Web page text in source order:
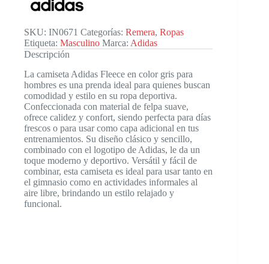
SKU: IN0671 Categorías: Remera, Ropas
Etiqueta: Masculino Marca: Adidas
Descripción
La camiseta Adidas Fleece en color gris para
hombres es una prenda ideal para quienes buscan
comodidad y estilo en su ropa deportiva.
Confeccionada con material de felpa suave,
ofrece calidez y confort, siendo perfecta para días
frescos o para usar como capa adicional en tus
entrenamientos. Su diseño clásico y sencillo,
combinado con el logotipo de Adidas, le da un
toque moderno y deportivo. Versátil y fácil de
combinar, esta camiseta es ideal para usar tanto en
el gimnasio como en actividades informales al
aire libre, brindando un estilo relajado y
funcional.